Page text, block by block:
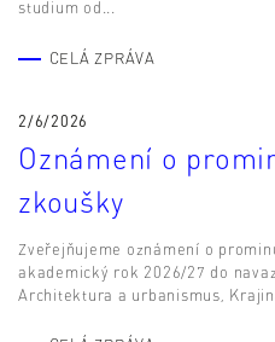
studium od...
CELÁ ZPRÁVA
2/6/2026
Oznámení o
zkoušky
Zveřejňujeme oznámení o
akademický rok 2026/27 do
Architektura a urbanismus,